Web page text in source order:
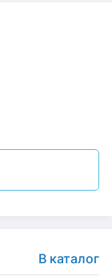
В каталог